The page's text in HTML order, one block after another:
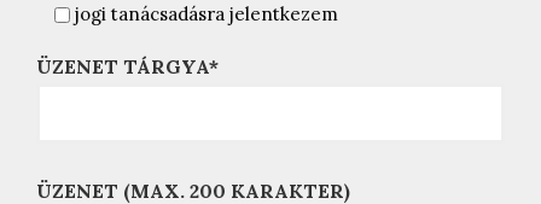
jogi tanácsadásra jelentkezem
ÜZENET TÁRGYA*
ÜZENET (MAX. 200 KARAKTER)